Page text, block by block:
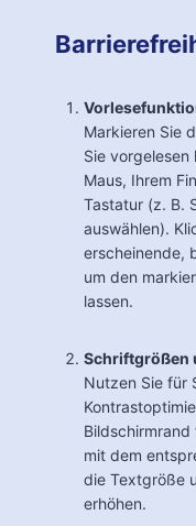
Markieren Sie
Sie
Maus, Ihrem
Tastatur (z. B.
auswählen).
erscheinende,
um den
lassen.
Schriftgrößen
Nutzen Sie für
mit dem
die Textgröße
erhöhen.